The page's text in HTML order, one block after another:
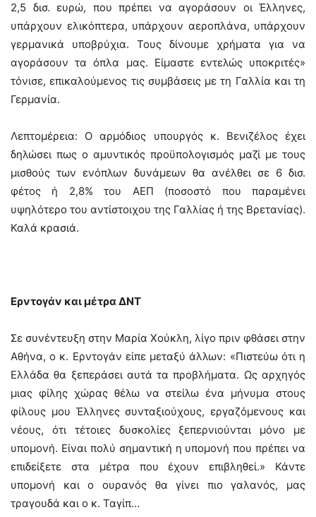
2,5 δισ. ευρώ, που πρέπει να αγοράσουν οι Έλληνες,
υπάρχουν ελικόπτερα, υπάρχουν αεροπλάνα, υπάρχουν
γερμανικά υποβρύχια. Τους δίνουμε χρήματα για να
αγοράσουν τα όπλα μας. Είμαστε εντελώς υποκριτές»
τόνισε, επικαλούμενος τις συμβάσεις με τη Γαλλία και τη
Γερμανία.
Λεπτομέρεια: Ο αρμόδιος υπουργός κ. Βενιζέλος έχει
δηλώσει πως ο αμυντικός προϋπολογισμός μαζί με τους
μισθούς των ενόπλων δυνάμεων θα ανέλθει σε 6 δισ.
φέτος ή 2,8% του ΑΕΠ (ποσοστό που παραμένει
υψηλότερο του αντίστοιχου της Γαλλίας ή της Βρετανίας).
Καλά κρασιά.
Ερντογάν και μέτρα ΔΝΤ
Σε συνέντευξη στην Μαρία Χούκλη, λίγο πριν φθάσει στην
Αθήνα, ο κ. Ερντογάν είπε μεταξύ άλλων: «Πιστεύω ότι η
Ελλάδα θα ξεπεράσει αυτά τα προβλήματα. Ως αρχηγός
μιας φίλης χώρας θέλω να στείλω ένα μήνυμα στους
φίλους μου Έλληνες συνταξιούχους, εργαζόμενους και
νέους, ότι τέτοιες δυσκολίες ξεπερνιούνται μόνο με
υπομονή. Είναι πολύ σημαντική η υπομονή που πρέπει να
επιδείξετε στα μέτρα που έχουν επιβληθεί.» Κάντε
υπομονή και ο ουρανός θα γίνει πιο γαλανός, μας
τραγουδά και ο κ. Ταγίπ…